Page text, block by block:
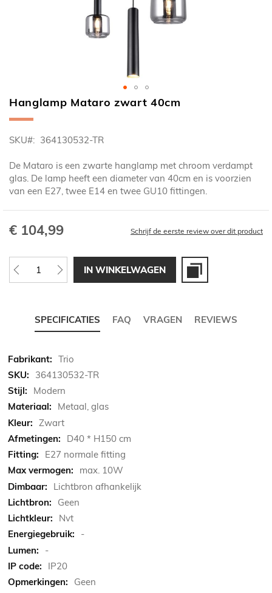
Ga
naar
begin
de
afbeeldingen-
gallerij
Hanglamp Mataro zwart 40cm
SKU 364130532-TR
De Mataro is een zwarte hanglamp met chroom verdampt
glas. De lamp heeft een diameter van 40cm en is voorzien
van een E27, twee E14 en twee GU10 fittingen.
€ 104,99 Schrijf de eerste review over dit product
IN WINKELWAGEN
SPECIFICATIES FAQ VRAGEN REVIEWS
Meer
informatie
Trio
364130532-TR
Modern
Metaal, glas
Zwart
D40 * H150 cm
E27 normale fitting
max. 10W
Lichtbron afhankelijk
Geen
Nvt
-
-
IP20
Geen